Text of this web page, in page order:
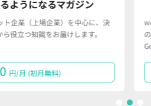
ン
心に、決
ます。
Web3事
web3の最新事例を日本
のお仕事で利用しやすい
Googleスライド）で提
50,000